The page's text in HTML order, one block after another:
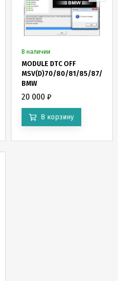
В наличии
MODULE DTC OFF
MSV(D)70/80/81/85/87/90
BMW
20 000 ₽
В корзину